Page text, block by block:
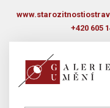
+420 605